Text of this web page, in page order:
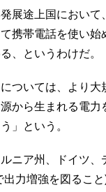
展途上国において
携帯電話を使い始
、というわけだ。
ついては、より大
から生まれる電力
」という。
ニア州、ドイツ、
力増強を図るこ